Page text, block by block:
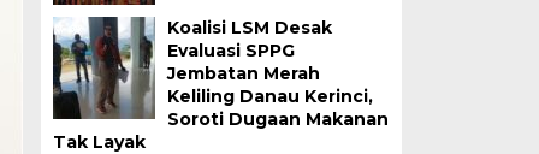
Koalisi LSM Desak
Evaluasi SPPG
Jembatan Merah
Keliling Danau Kerinci,
Soroti Dugaan Makanan
Tak Layak